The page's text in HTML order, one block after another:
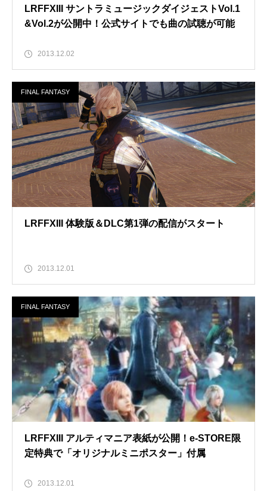
LRFFXIII サントラミュージックダイジェストVol.1
&Vol.2が公開中！公式サイトでも曲の試聴が可能
2013.12.02
FINAL FANTASY
LRFFXIII 体験版＆DLC第1弾の配信がスタート
2013.12.01
FINAL FANTASY
LRFFXIII アルティマニア表紙が公開！e-STORE限
定特典で「オリジナルミニポスター」付属
2013.12.01